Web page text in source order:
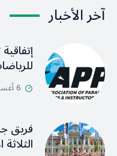
آخر الأخبار
6 أغسطس، 2026
فريق